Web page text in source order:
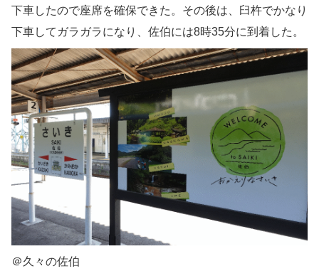
下車したので座席を確保できた。その後は、臼杵でかなり
下車してガラガラになり、佐伯には8時35分に到着した。
＠久々の佐伯